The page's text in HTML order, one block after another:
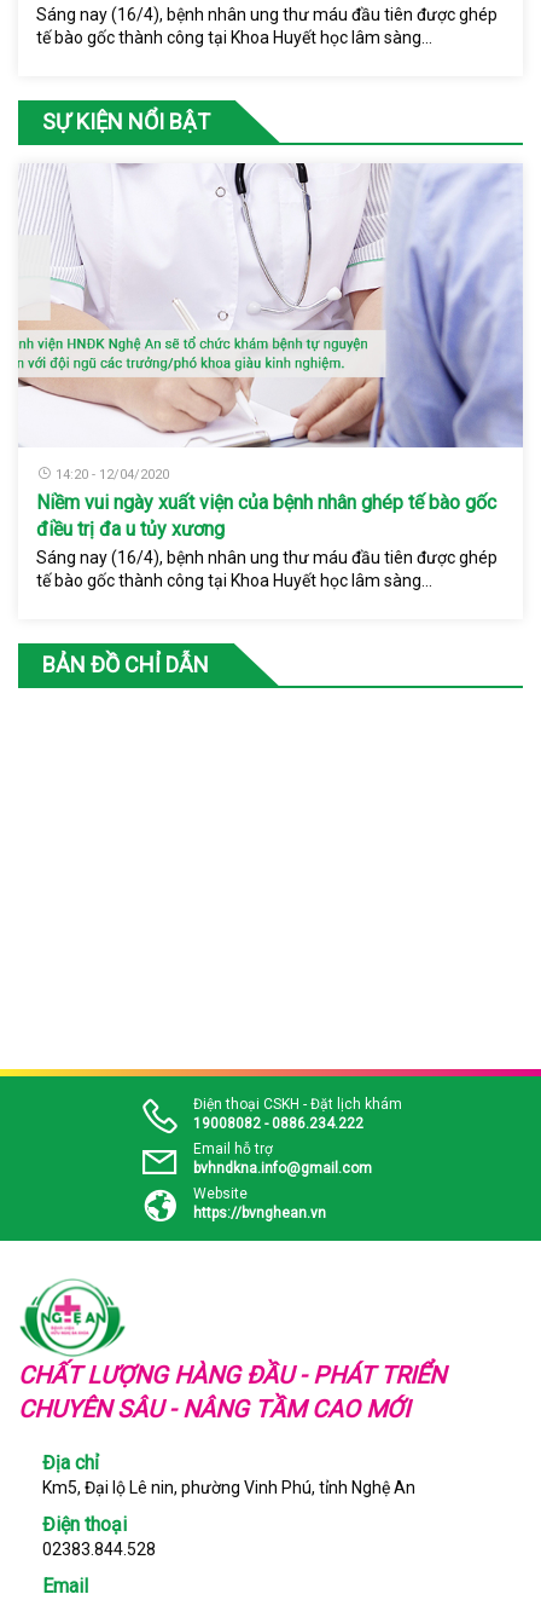
Sáng nay (16/4), bệnh nhân ung thư máu đầu tiên được ghép
tế bào gốc thành công tại Khoa Huyết học lâm sàng...
SỰ KIỆN NỔI BẬT
14:20 - 12/04/2020
Niềm vui ngày xuất viện của bệnh nhân ghép tế bào gốc
điều trị đa u tủy xương
Sáng nay (16/4), bệnh nhân ung thư máu đầu tiên được ghép
tế bào gốc thành công tại Khoa Huyết học lâm sàng...
BẢN ĐỒ CHỈ DẪN
Điện thoại CSKH - Đặt lịch khám
19008082 - 0886.234.222
Email hỗ trợ
bvhndkna.info@gmail.com
Website
https://bvnghean.vn
CHẤT LƯỢNG HÀNG ĐẦU - PHÁT TRIỂN
CHUYÊN SÂU - NÂNG TẦM CAO MỚI
Địa chỉ
Km5, Đại lộ Lê nin, phường Vinh Phú, tỉnh Nghệ An
Điện thoại
02383.844.528
Email